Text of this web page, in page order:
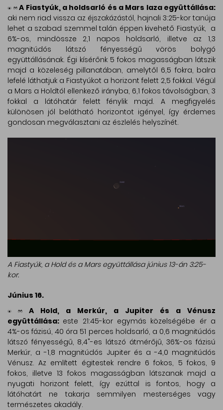
A Fiastyúk, a holdsarló és a Mars laza együttállása:
aki nem riad vissza az éjszakázástól, hajnali 3:25-kor tanúja
lehet a szabad szemmel talán éppen kivehető Fiastyúk, a
6%-os, mindössze 2,1 napos holdsarló, illetve az 1,3
magnitúdós látszó fényességű vörös bolygó
együttállásának. Égi kísérőnk 5 fokos magasságban látszik
majd a közeleség pillanatában, amelytől 6,5 fokra, balra
lefelé láthatjuk a Fiastyúkot a horizont felett 2,5 fokkal. Végül
a Mars a Holdtól ellenkező irányba, 6,1 fokos távolságban, 3
fokkal a látóhatár felett fénylik majd. A megfigyelés
különösen jól belátható horizontot igényel, így érdemes
gondosan megválasztani az észlelés helyszínét.
A Fiastyúk, a Hold és a Mars együttállása június 13-án 3:25-
kor.
Június 16.
A Hold, a Merkúr, a Jupiter és a Vénusz
együttállása: este 21:45-kor egymás közelségébe ér a
4%-os fázisú, 40 óra 51 perces holdsarló, a 0,6 magnitúdós
látszó fényességű, 8,4"-es látszó átmérőjű, 36%-os fázisú
Merkúr, a -1,8 magnitúdós Jupiter és a -4,0 magnitúdós
Vénusz. Az említett égitestek rendre 6 fokos, 5 fokos, 9
fokos, illetve 13 fokos magasságban látszanak majd a
nyugati horizont felett, így ezúttal is fontos, hogy a
látóhatárt ne takarja semmilyen mesterséges vagy
természetes akadály.